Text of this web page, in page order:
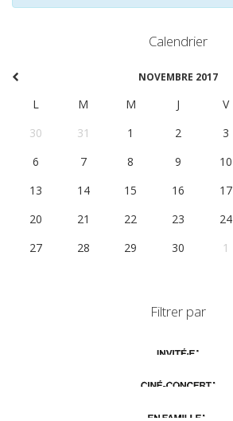
Calendrier
NOVEMBRE 2017
L M M J V
30
31 1 2 3
6
7 8 9 10
13
14 15 16 17
20
21 22 23 24
27
28 29 30 1
Filtrer par